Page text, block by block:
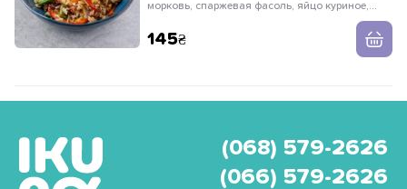
морковь, спаржевая фасоль, яйцо куриное,
кунжутное масло, рис паровой, имбирь, чеснок,
соевый соус, лук зеленый, кунжут
145
(068) 579-2626
(066) 579-2626